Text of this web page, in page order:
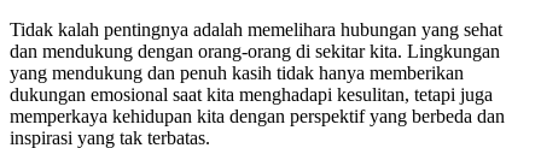
Tidak kalah pentingnya adalah memelihara hubungan yang sehat
dan mendukung dengan orang-orang di sekitar kita. Lingkungan
yang mendukung dan penuh kasih tidak hanya memberikan
dukungan emosional saat kita menghadapi kesulitan, tetapi juga
memperkaya kehidupan kita dengan perspektif yang berbeda dan
inspirasi yang tak terbatas.